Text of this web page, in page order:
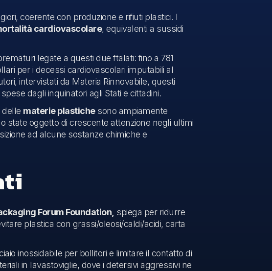
coerente con produzione e rifiuti plastici. I
cardiovascolare, equivalenti a sussidi
legate a questi due ftalati: fino a 781
per i decessi cardiovascolari imputabili al
intervistati da Materia Rinnovabile, questi
dagli inquinatori agli Stati e cittadini.
delle materie plastichesono ampiamente
state oggetto di crescente attenzione negli ultimi
ad alcune sostanze chimiche e
Forum Foundation, spiega per ridurre
plastica con grassi/oleosi/caldi/acidi, carta
inossidabile per bollitori e limitare il contatto di
in lavastoviglie, dove i detersivi aggressivi ne